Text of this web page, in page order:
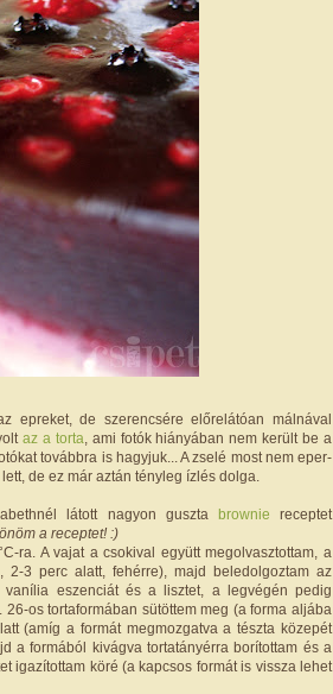
epreket, de szerencsére előrelátóan málnával
az a torta , ami fotók hiányában nem került be a
továbbra is hagyjuk... A zselé most nem eper-
de ez már aztán tényleg ízlés dolga.
látott nagyon guszta brownie receptet
a receptet! :)
ra. A vajat a csokival együtt megolvasztottam, a
2-3 perc alatt, fehérre), majd beledolgoztam az
eszenciát és a lisztet, a legvégén pedig
os tortaformában sütöttem meg (a forma aljába
(amíg a formát megmozgatva a tészta közepét
a formából kivágva tortatányérra borítottam és a
igazítottam köré (a kapcsos formát is vissza lehet